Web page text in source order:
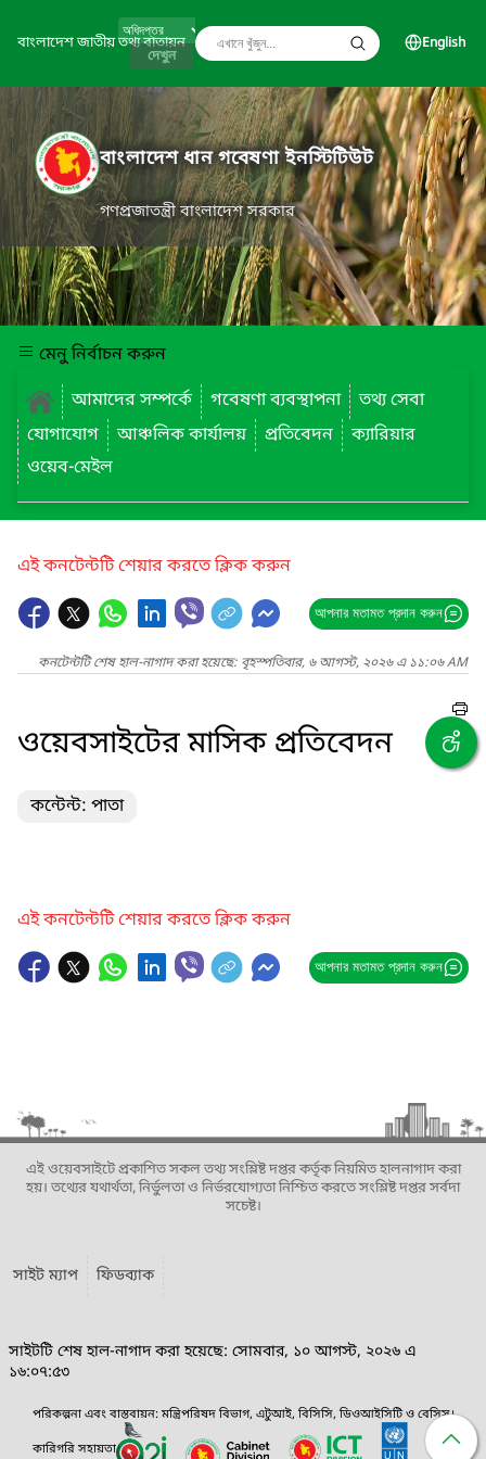
বাংলাদেশ জাতীয় তথ্য বাতায়ন
দেখুন
English
বাংলাদেশ ধান গবেষণা ইনস্টিটিউট
গণপ্রজাতন্ত্রী বাংলাদেশ সরকার
মেনু নির্বাচন করুন
আমাদের সম্পর্কে
গবেষণা ব্যবস্থাপনা
তথ্য সেবা
যোগাযোগ
আঞ্চলিক কার্যালয় প্রতিবেদন
ক্যারিয়ার
ওয়েব-মেইল
এই কনটেন্টটি শেয়ার করতে ক্লিক করুন
আপনার মতামত প্রদান করুন
কনটেন্টটি শেষ হাল-নাগাদ করা হয়েছে: বৃহস্পতিবার, ৬ আগস্ট, ২০২৬ এ ১১:০৬ AM
ওয়েবসাইটের মাসিক প্রতিবেদন
কন্টেন্ট: পাতা
এই কনটেন্টটি শেয়ার করতে ক্লিক করুন
আপনার মতামত প্রদান করুন
এই ওয়েবসাইটে প্রকাশিত সকল তথ্য সংশ্লিষ্ট দপ্তর কর্তৃক নিয়মিত হালনাগাদ করা
হয়। তথ্যের যথার্থতা, নির্ভুলতা ও নির্ভরযোগ্যতা নিশ্চিত করতে সংশ্লিষ্ট দপ্তর সর্বদা
সচেষ্ট।
সাইট ম্যাপ ফিডব্যাক
সাইটটি শেষ হাল-নাগাদ করা হয়েছে: সোমবার, ১০ আগস্ট, ২০২৬ এ
১৬:০৭:৫৩
পরিকল্পনা এবং বাস্তবায়ন: মন্ত্রিপরিষদ বিভাগ, এটুআই, বিসিসি, ডিওআইসিটি ও বেসিস।
কারিগরি সহায়তা